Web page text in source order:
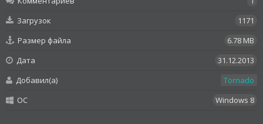
Загрузок
1171
Размер файла
6.78 MB
Дата
31.12.2013
Добавил(а)
Tornado
OC
Windows 8